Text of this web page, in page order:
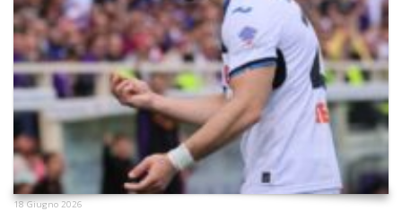
18 Giugno 2026